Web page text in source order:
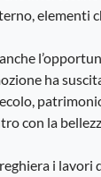
elementi
ha
con la
i